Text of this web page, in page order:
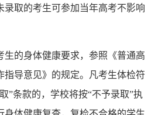
录取的考生可参加当年高考不影响
生的身体健康要求，参照《普通高
指导意见》的规定。凡考生体检符
”条款的，学校将按“不予录取”执